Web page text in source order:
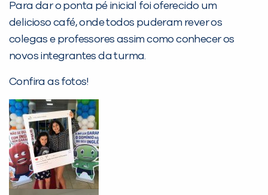
Para dar o ponta pé inicial foi oferecido um
delicioso café, onde todos puderam rever os
colegas e professores assim como conhecer os
novos integrantes da turma.
Confira as fotos!
Não encontramos nenhuma unidade
inFlux nesta cidade ou bairro que
você digitou.